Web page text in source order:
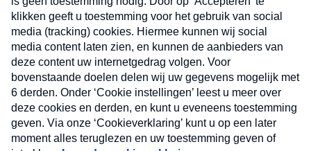
Nieuwsbrief
Neem hier een gratis abonnement op onze